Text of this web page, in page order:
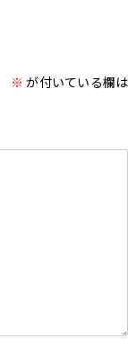
※ が付いている欄は